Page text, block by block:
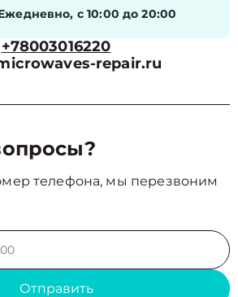
с 10:00 до 20:00
+78003016220
repair.ru
телефона, мы перезвоним
Отправить